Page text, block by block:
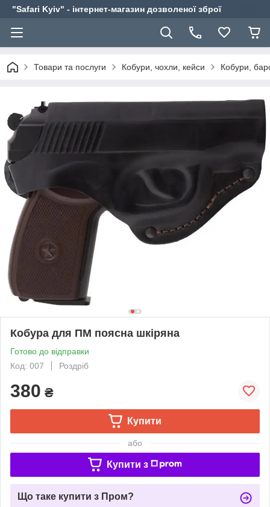
"Safari Kyiv" - інтернет-магазин дозволеної зброї
Товари та послуги Кобури, чохли, кейси Кобури,
Кобура для ПМ поясна шкіряна
Готово до відправки
Код: 007
Роздріб
380 ₴
Купити
або
Купити з
Що таке купити з Пром?